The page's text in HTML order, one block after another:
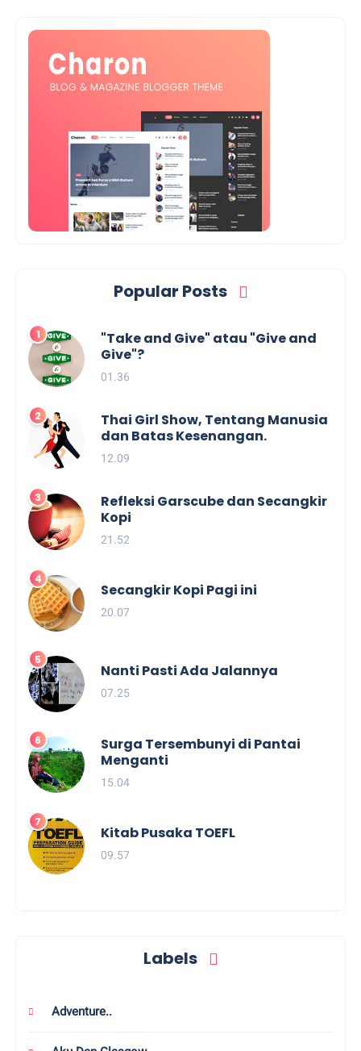
Popular Posts
"Take and Give" atau "Give and
Give"?
01.36
Thai Girl Show, Tentang Manusia
dan Batas Kesenangan.
12.09
Refleksi Garscube dan Secangkir
Kopi
21.52
Secangkir Kopi Pagi ini
20.07
Nanti Pasti Ada Jalannya
07.25
Surga Tersembunyi di Pantai
Menganti
15.04
Kitab Pusaka TOEFL
09.57
Labels
Adventure..